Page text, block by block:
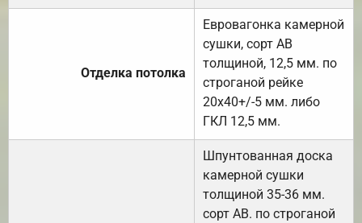
Отделка потолка
Евровагонка камерной
сушки, сорт АВ
толщиной, 12,5 мм. по
строганой рейке
20х40+/-5 мм. либо
ГКЛ 12,5 мм.
Шпунтованная доска
камерной сушки
толщиной 35-36 мм.
сорт АВ. по строганой